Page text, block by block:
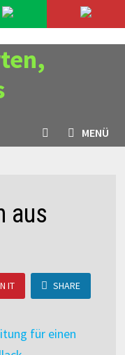
MENÜ
aus
IT SHARE